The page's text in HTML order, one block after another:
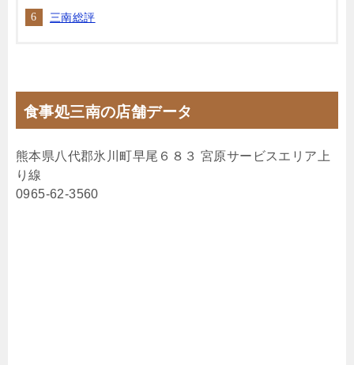
三南総評
食事処三南の店舗データ
熊本県八代郡氷川町早尾６８３ 宮原サービスエリア上
り線
0965-62-3560